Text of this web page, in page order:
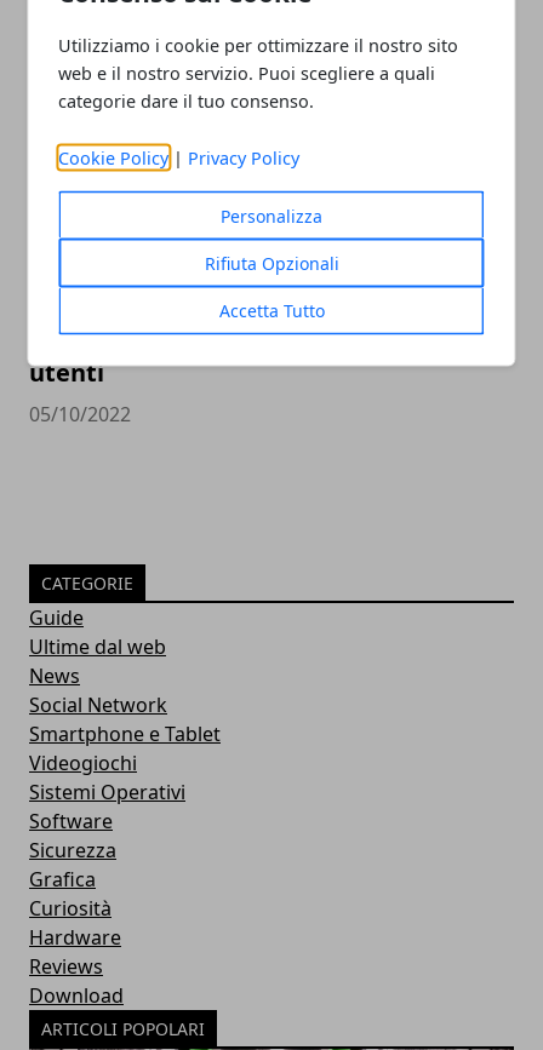
Utilizziamo i cookie per ottimizzare il nostro sito
web e il nostro servizio. Puoi scegliere a quali
categorie dare il tuo consenso.
Cookie Policy | Privacy Policy
Personalizza
Rifiuta Opzionali
Accetta Tutto
volgendo al termine
09/10/2022
Il nuovo firmware PS5 preoccupa gli
utenti
05/10/2022
CATEGORIE
Guide
Ultime dal web
News
Social Network
Smartphone e Tablet
Videogiochi
Sistemi Operativi
Software
Sicurezza
Grafica
Curiosità
Hardware
Reviews
Download
ARTICOLI POPOLARI